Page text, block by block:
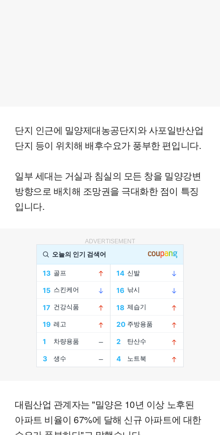
단지 인근에 밀양제대농공단지와 사포일반산업
단지 등이 위치해 배후수요가 풍부한 편입니다.
일부 세대는 거실과 침실의 모든 창을 밀양강변
방향으로 배치해 조망권을 극대화한 점이 특징
입니다.
ADVERTISEMENT
대림산업 관계자는 "밀양은 10년 이상 노후된
아파트 비율이 67%에 달해 신규 아파트에 대한